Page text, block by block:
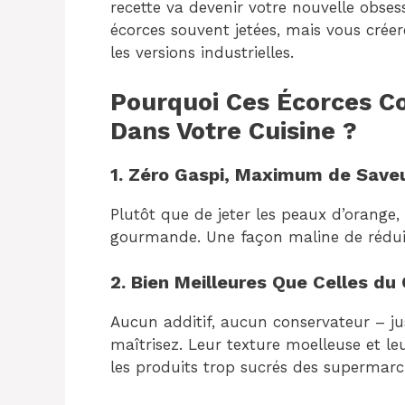
recette va devenir votre nouvelle
écorces souvent jetées, mais vous
les versions industrielles.
Pourquoi Ces Écorces
Dans Votre Cuisine ?
1. Zéro Gaspi, Maximum de
Plutôt que de jeter les peaux
gourmande. Une façon maline de
2. Bien Meilleures Que Celles du
Aucun additif, aucun conservateur –
maîtrisez. Leur texture moelleuse et
les produits trop sucrés des